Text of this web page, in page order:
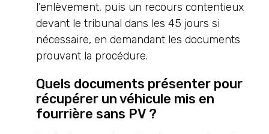
l’enlèvement, puis un recours contentieux
devant le tribunal dans les 45 jours si
nécessaire, en demandant les documents
prouvant la procédure.
Quels documents présenter pour
récupérer un véhicule mis en
fourrière sans PV ?